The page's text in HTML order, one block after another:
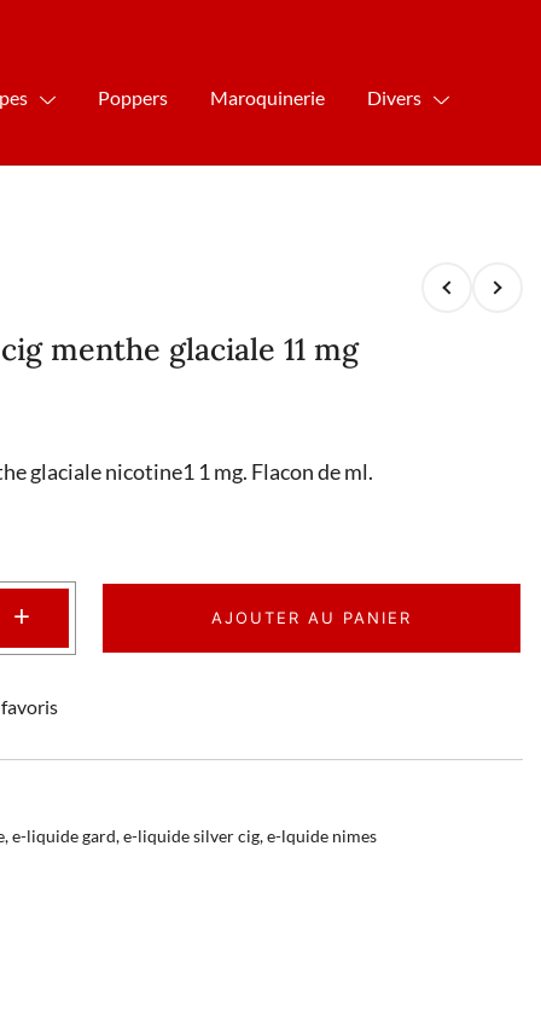
Poppers Maroquinerie Divers
menthe glaciale 11 mg
glaciale nicotine1 1 mg. Flacon de ml.
+ AJOUTER AU PANIER
,e-liquide gard,e-liquide silver cig,e-lquide nimes